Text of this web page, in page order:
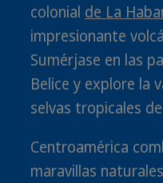
colonial de La
impresionante
Sumérjase en las
Belice y explore la
selvas tropicales
Centroamérica
maravillas